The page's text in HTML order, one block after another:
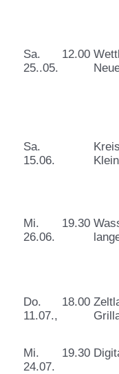
Sa.
25..05.
12.00
Sa.
15.06.
Mi.
26.06.
19.30
Do.
11.07.,
18.00
Mi.
24.07.
19.30